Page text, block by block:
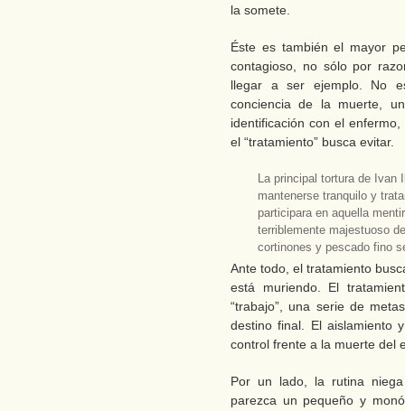
la somete.
Éste es también el mayor
contagioso, no sólo por
llegar a ser ejemplo. No
conciencia de la muerte,
identificación con el
el “tratamiento” busca evitar.
La principal tortura de
mantenerse tranquilo y
participara en aquella
terriblemente majestuoso
cortinones y pescado fino
Ante todo, el tratamiento
está muriendo. El
“trabajo”, una serie de
destino final. El aislamiento
control frente a la muerte del
Por un lado, la rutina
parezca un pequeño y